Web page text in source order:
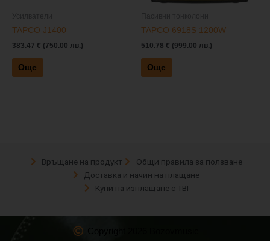
TAPCO J1400
383.47 € (750.00 лв.)
Още
TAPCO 6918S 1200W
510.78 € (999.00 лв.)
Още
Връщане на продукт
Общи правила за ползване
Доставка и начин на плащане
Купи на изплащане с TBI
Изработка на онлайн магазин–WebsiteBuilderBG